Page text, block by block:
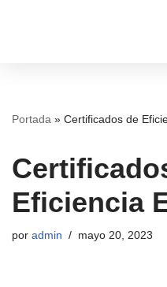
Portada » Certificados de
Eficiencia
por admin mayo 20, 2023